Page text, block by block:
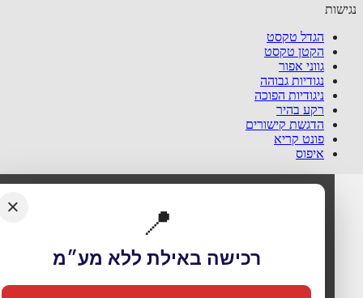
הגדל טקסט
הקטן טקסט
גווני אפור
נגודיות גבוהה
ניגודיות הפוכה
רקע בהיר
הדגשת קישורים
פונט קריא
איפוס
📍
רכישה באילת ללא מע״מ